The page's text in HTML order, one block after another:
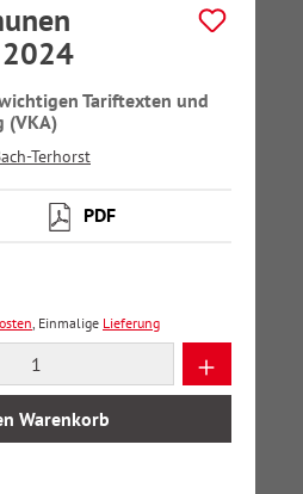
Tariftexten und
(VKA)
Terhorst
PDF
, Einmalige Lieferung
Gib den gewünschten
Warenkorb